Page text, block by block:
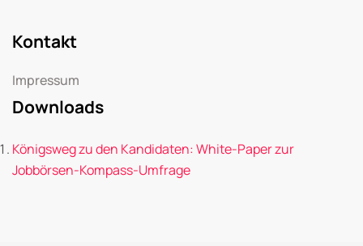
Kontakt
Impressum
Downloads
Königsweg zu den Kandidaten: White-Paper zur
Jobbörsen-Kompass-Umfrage